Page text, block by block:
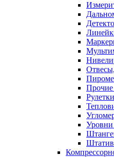
Прочие
Рулетки
Уровни